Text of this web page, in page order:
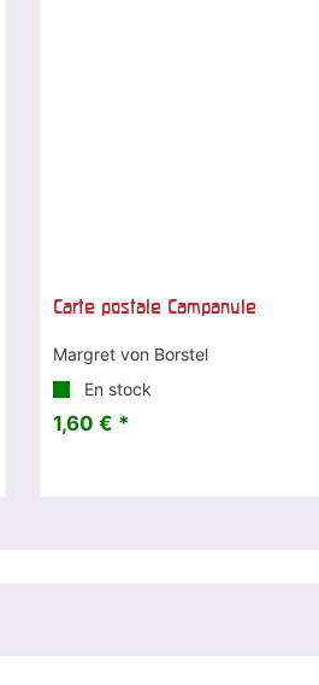
Carte postale Campanule
Margret von Borstel
En stock
1,60 € *